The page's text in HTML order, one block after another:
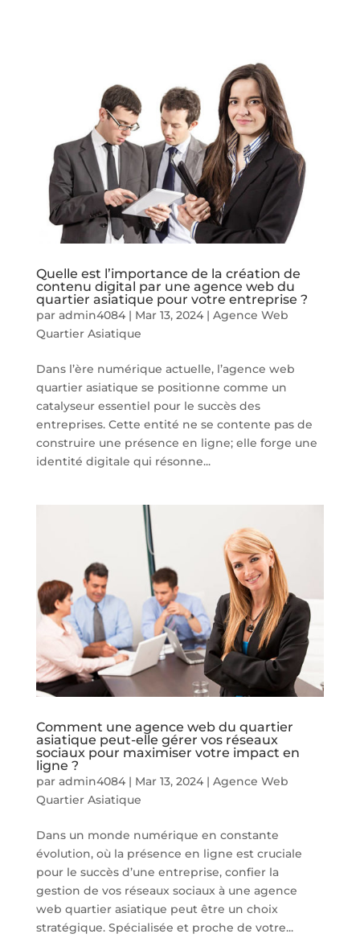
Quelle est l’importance de la création de
contenu digital par une agence web du
quartier asiatique pour votre entreprise ?
par admin4084| Mar 13, 2024| Agence Web
Quartier Asiatique
Dans l’ère numérique actuelle, l’agence web
quartier asiatique se positionne comme un
catalyseur essentiel pour le succès des
entreprises. Cette entité ne se contente pas de
construire une présence en ligne; elle forge une
identité digitale qui résonne...
Comment une agence web du quartier
asiatique peut-elle gérer vos réseaux
sociaux pour maximiser votre impact en
ligne ?
par admin4084| Mar 13, 2024| Agence Web
Quartier Asiatique
Dans un monde numérique en constante
évolution, où la présence en ligne est cruciale
pour le succès d’une entreprise, confier la
gestion de vos réseaux sociaux à une agence
web quartier asiatique peut être un choix
stratégique. Spécialisée et proche de votre...